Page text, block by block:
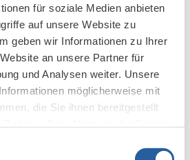
für soziale Medien anbieten
auf unsere Website zu
geben wir Informationen zu Ihrer
an unsere Partner für
und Analysen weiter. Unsere
möglicherweise mit
die Sie ihnen bereitgestellt
betont der Planer. So
Wohnungen mit Holzfaserplatten
sind mit
gedämmt, weil es während der
dauernd regnete. Alle
mit weißer Lehmfarbe oder -
die Bäder mit Sumpfkalk. „Es ist
Wohnungen ist identisch. Alle